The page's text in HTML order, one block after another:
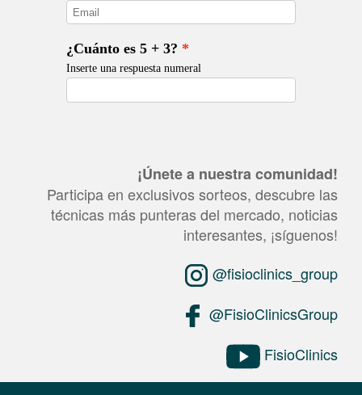
¡Únete a nuestra comunidad!
Participa en exclusivos sorteos, descubre las
técnicas más punteras del mercado, noticias
interesantes, ¡síguenos!
@fisioclinics_group
@FisioClinicsGroup
FisioClinics